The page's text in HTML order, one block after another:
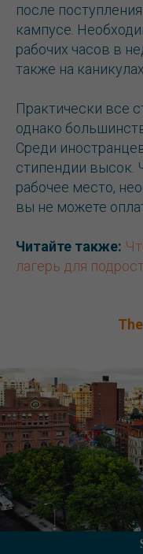
после
кампусе.
рабочих часов в
также на каникулах.
Практически все
однако
Среди
стипендии высок.
рабочее место,
вы не можете
Читайте также:
лагерь для